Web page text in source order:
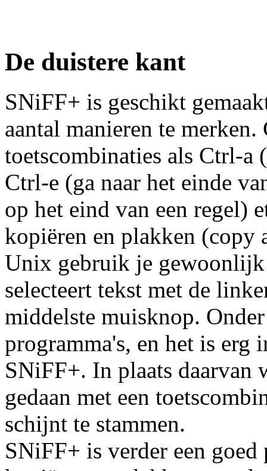
De duistere kant
SNiFF+ is geschikt
aantal manieren te
toetscombinaties als Ctrl-a
Ctrl-e (ga naar het einde
op het eind van een regel)
kopiëren en plakken (copy
Unix gebruik je gewoonlijk
selecteert tekst met de
middelste muisknop.
programma's, en het is
SNiFF+. In plaats daarvan
gedaan met een
schijnt te stammen.
SNiFF+ is verder een